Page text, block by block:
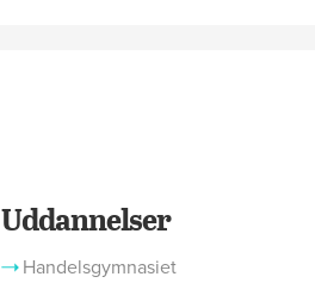
Uddannelser
Handelsgymnasiet